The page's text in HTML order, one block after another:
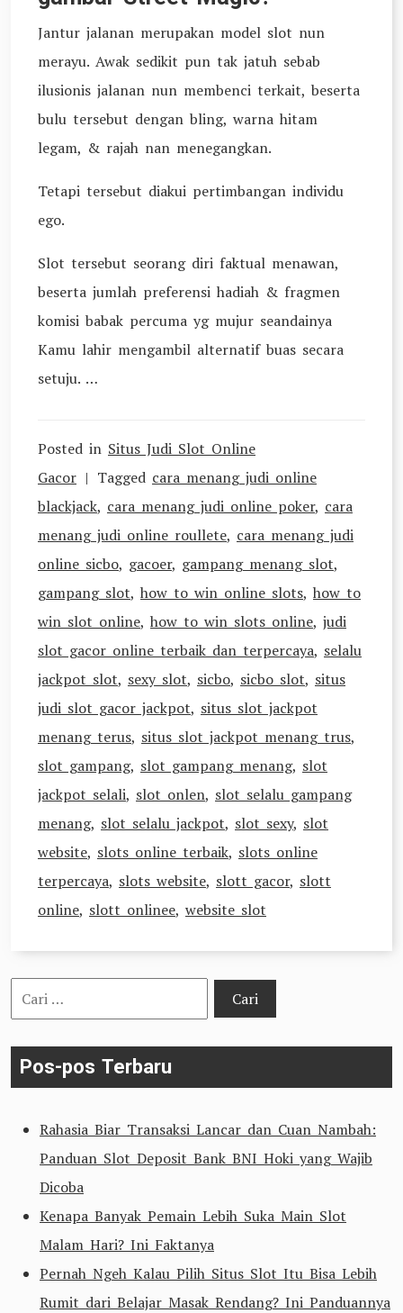
Jantur jalanan merupakan model slot nun
merayu. Awak sedikit pun tak jatuh sebab
ilusionis jalanan nun membenci terkait, beserta
bulu tersebut dengan bling, warna hitam
legam, & rajah nan menegangkan.
Tetapi tersebut diakui pertimbangan individu
ego.
Slot tersebut seorang diri faktual menawan,
beserta jumlah preferensi hadiah & fragmen
komisi babak percuma yg mujur seandainya
Kamu lahir mengambil alternatif buas secara
setuju. …
Posted in Situs Judi Slot Online
Gacor
Tagged cara menang judi online
blackjack, cara menang judi online poker, cara
menang judi online roullete, cara menang judi
online sicbo, gacoer, gampang menang slot,
gampang slot, how to win online slots, how to
win slot online, how to win slots online, judi
slot gacor online terbaik dan terpercaya, selalu
jackpot slot, sexy slot, sicbo, sicbo slot, situs
judi slot gacor jackpot, situs slot jackpot
menang terus, situs slot jackpot menang trus,
slot gampang, slot gampang menang, slot
jackpot selali, slot onlen, slot selalu gampang
menang, slot selalu jackpot, slot sexy, slot
website, slots online terbaik, slots online
terpercaya, slots website, slott gacor, slott
online, slott onlinee, website slot
Cari
untuk:
Pos-pos Terbaru
Rahasia Biar Transaksi Lancar dan Cuan Nambah:
Panduan Slot Deposit Bank BNI Hoki yang Wajib
Dicoba
Kenapa Banyak Pemain Lebih Suka Main Slot
Malam Hari? Ini Faktanya
Pernah Ngeh Kalau Pilih Situs Slot Itu Bisa Lebih
Rumit dari Belajar Masak Rendang? Ini Panduannya